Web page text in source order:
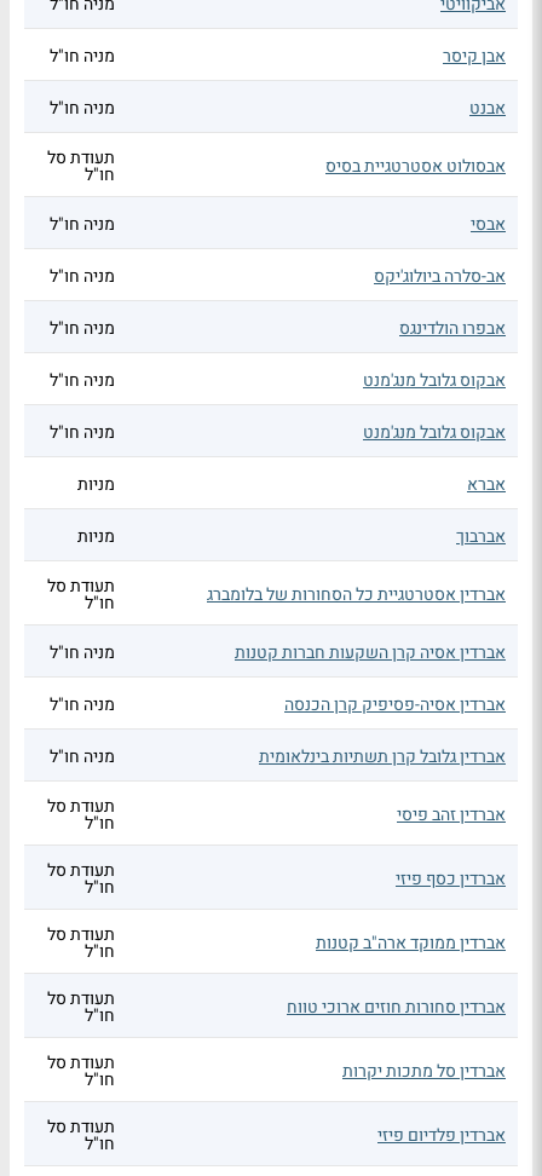
אבן קיסר מניה חו"ל
אבנט מניה חו"ל
אבסולוט אסטרטגיית בסיס תעודת סל
חו"ל
אבסי
מניה חו"ל
אב-סלרה ביולוג'יקס מניה חו"ל
אבפרו הולדינגס מניה חו"ל
אבקוס גלובל מנג'מנט מניה חו"ל
אבקוס גלובל מנג'מנט מניה חו"ל
אברא מניות
אברבוך מניות
אברדין אסטרטגיית כל הסחורות של בלומברג תעודת סל
חו"ל
אברדין אסיה קרן השקעות חברות קטנות
מניה חו"ל
אברדין אסיה-פסיפיק קרן הכנסה מניה חו"ל
אברדין גלובל קרן תשתיות בינלאומית מניה חו"ל
אברדין זהב פיסי תעודת סל
חו"ל
אברדין כסף פיזי תעודת סל
חו"ל
אברדין ממוקד ארה"ב קטנות תעודת סל
חו"ל
אברדין סחורות חוזים ארוכי טווח תעודת סל
חו"ל
אברדין סל מתכות יקרות תעודת סל
חו"ל
אברדין פלדיום פיזי תעודת סל
חו"ל